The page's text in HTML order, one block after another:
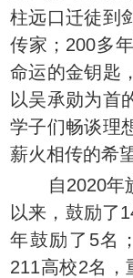
柱远口迁徒到
传家；200多
命运的金钥匙
以吴承勋为首
学子们畅谈理
薪火相传的希望
自2020年
以来，鼓励了
年鼓励了5名
211高校2名，